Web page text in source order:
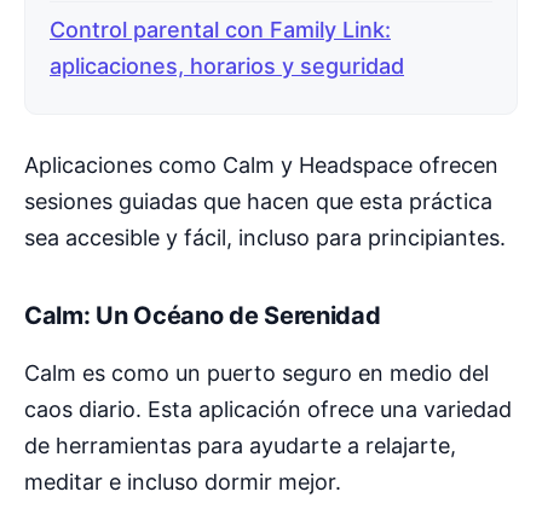
Control parental con Family Link:
aplicaciones, horarios y seguridad
Aplicaciones como Calm y Headspace ofrecen
sesiones guiadas que hacen que esta práctica
sea accesible y fácil, incluso para principiantes.
Calm: Un Océano de Serenidad
Calm es como un puerto seguro en medio del
caos diario. Esta aplicación ofrece una variedad
de herramientas para ayudarte a relajarte,
meditar e incluso dormir mejor.